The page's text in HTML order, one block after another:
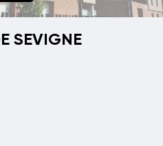
SEVIGNE